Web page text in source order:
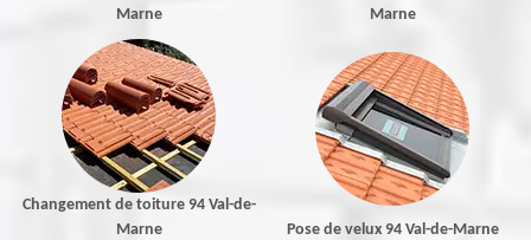
Marne
Marne
Changement de toiture 94 Val-de-
Marne
Pose de velux 94 Val-de-Marne